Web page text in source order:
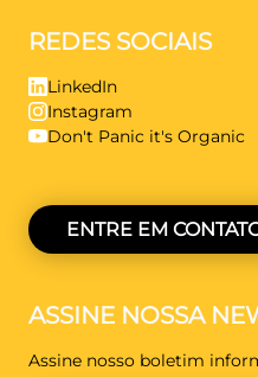
REDES SOCIAIS
LinkedIn
Instagram
Don't Panic it's Organic
ENTRE EM
ASSINE NOSSA
Assine nosso boletim